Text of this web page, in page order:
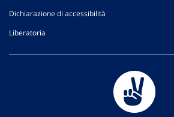
Dichiarazione di accessibilità
Liberatoria